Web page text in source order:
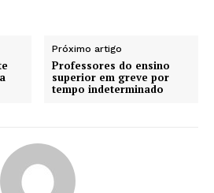
Próximo artigo
Professores do ensino
superior em greve por
tempo indeterminado